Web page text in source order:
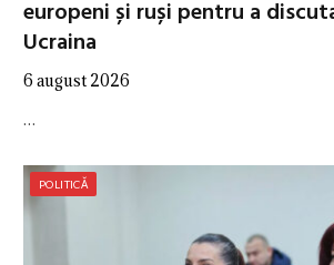
europeni și ruși pentru a
Ucraina
6 august 2026
…
POLITICĂ